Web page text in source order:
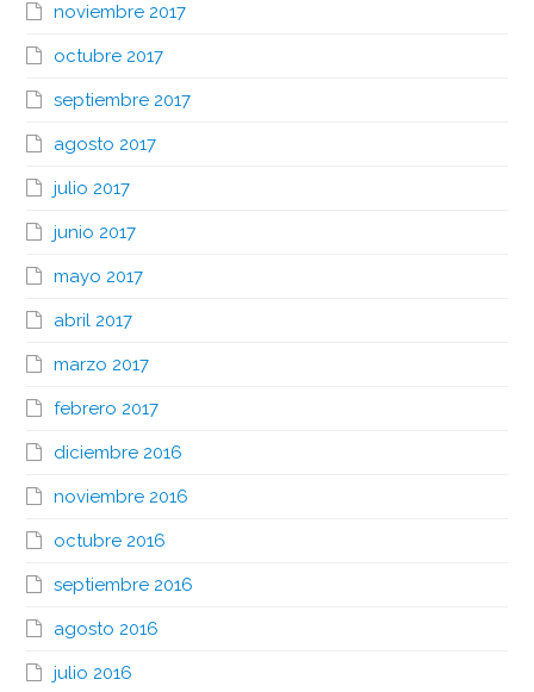
noviembre 2017
octubre 2017
septiembre 2017
agosto 2017
julio 2017
junio 2017
mayo 2017
abril 2017
marzo 2017
febrero 2017
diciembre 2016
noviembre 2016
octubre 2016
septiembre 2016
agosto 2016
julio 2016